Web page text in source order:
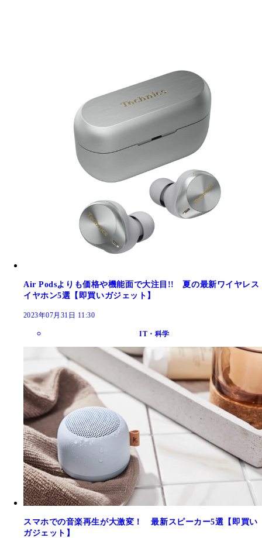
Air Podsよりも価格や機能面で大注目!! 夏の最新ワイヤレス
イヤホン5選【即買いガジェット】
2023年07月31日 11:30
IT・科学
スマホでの音楽再生が大激変！ 最新スピーカー5選【即買い
ガジェット】